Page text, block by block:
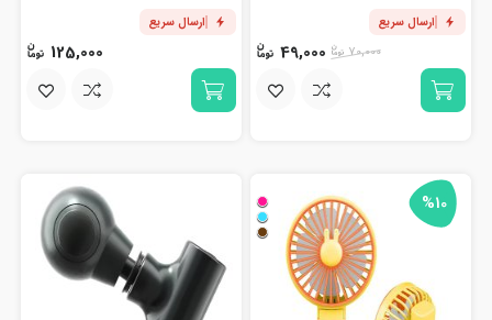
ارسال سریع
70,000
49,000
ارسال سریع
125,000
%10